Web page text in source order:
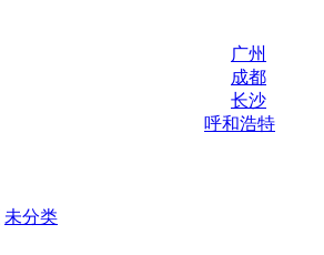
广州
成都
长沙
呼和浩特
未分类